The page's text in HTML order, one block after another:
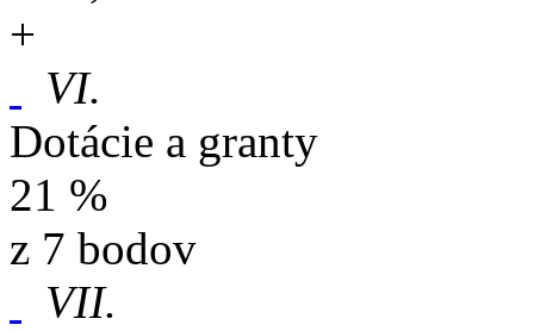
+
VI.
Dotácie a granty
21 %
z 7 bodov
VII.